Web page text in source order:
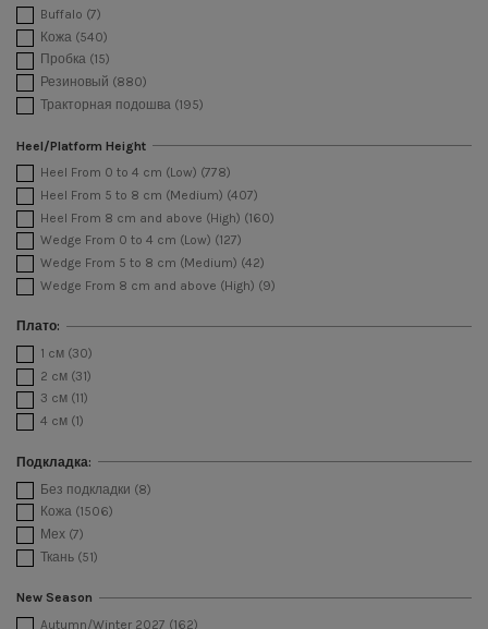
Шипы(54)
Шнурки(141)
Buffalo (7)
Кожа (540)
Пробка (15)
Резиновый (880)
Тракторная подошва (195)
Heel/Platform Height
Heel From 0 to 4 cm (Low) (778)
Heel From 5 to 8 cm (Medium) (407)
Heel From 8 cm and above (High) (160)
Wedge From 0 to 4 cm (Low) (127)
Wedge From 5 to 8 cm (Medium) (42)
Wedge From 8 cm and above (High) (9)
Плато:
1 cм (30)
2 cм (31)
3 cм (11)
4 cм (1)
Подкладка:
Без подкладки (8)
Кожа (1506)
Мех (7)
Ткань (51)
New Season
Autumn/Winter 2027 (162)